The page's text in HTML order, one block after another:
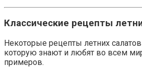
Классические рецепты
Некоторые рецепты летних салатов
которую знают и любят во всем
примеров.